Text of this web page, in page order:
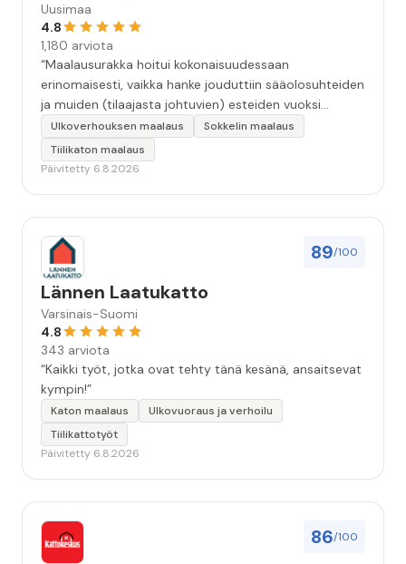
Uusimaa
4.8
1,180 arviota
“Maalausurakka hoitui kokonaisuudessaan
erinomaisesti, vaikka hanke jouduttiin sääolosuhteiden
ja muiden (tilaajasta johtuvien) esteiden vuoksi
keskeyttämään n. 3 viikoksi. Maalaistulos on oikein
hyvä, yhteydenpito erinomaista, jälkityöt tehtiin
huolellisesti. Suosittelen. Erityiskiitos itse maalareille:
Ulkoverhouksen maalaus
Sokkelin maalaus
Tiilikaton maalaus
Päivitetty 6.8.2026
89/100
Lännen Laatukatto
Varsinais-Suomi
4.8
343 arviota
“Kaikki työt, jotka ovat tehty tänä kesänä, ansaitsevat
kympin!”
Katon maalaus
Ulkovuoraus ja verhoilu
Tiilikattotyöt
Päivitetty 6.8.2026
86/100